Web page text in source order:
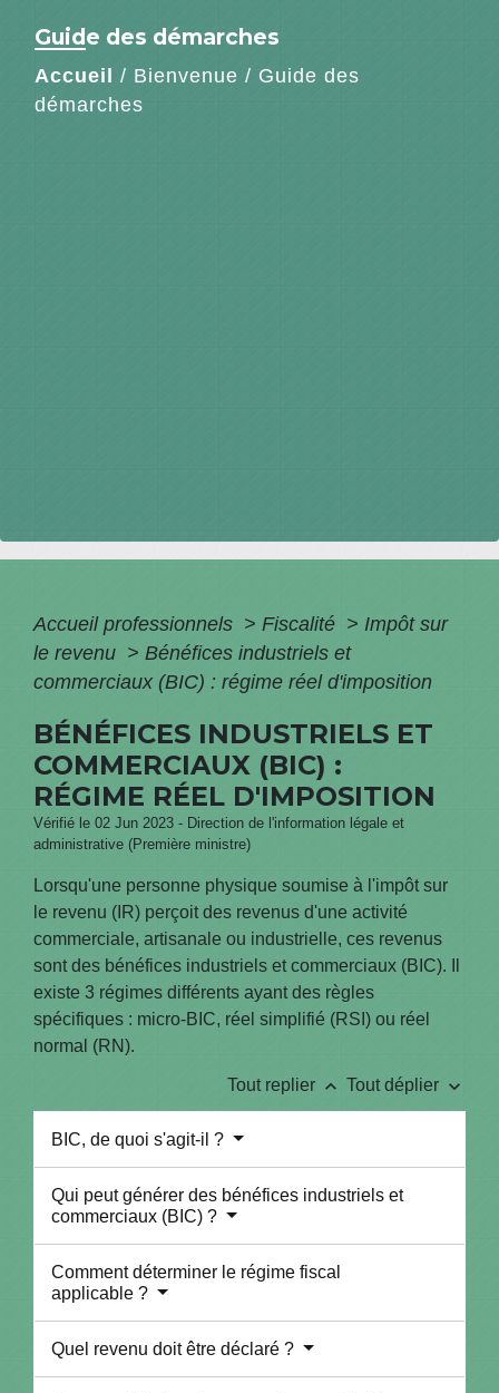
Guide des démarches
Accueil / Bienvenue / Guide des
démarches
Accueil professionnels > Fiscalité > Impôt sur
le revenu > Bénéfices industriels et
commerciaux (BIC) : régime réel d'imposition
BÉNÉFICES INDUSTRIELS ET
COMMERCIAUX (BIC) :
RÉGIME RÉEL D'IMPOSITION
Vérifié le 02 Jun 2023 - Direction de l'information légale et
administrative (Première ministre)
Lorsqu'une personne physique soumise à l'impôt sur
le revenu (IR) perçoit des revenus d'une activité
commerciale, artisanale ou industrielle, ces revenus
sont des bénéfices industriels et commerciaux (BIC). Il
existe 3 régimes différents ayant des règles
spécifiques : micro-BIC, réel simplifié (RSI) ou réel
normal (RN).
Tout replier keyboard_arrow_up Tout déplier keyboard_arrow_down
BIC, de quoi s'agit-il ?
Qui peut générer des bénéfices industriels et
commerciaux (BIC) ?
Comment déterminer le régime fiscal
applicable ?
Quel revenu doit être déclaré ?